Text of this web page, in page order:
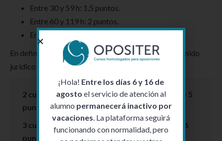
Entre 30 y 59 h: 1,5 puntos.
Entre 60 y 119 h: 2 puntos.
Entre 120 o más h: 2,5 puntos.
En definitiva, si nos lo llevamos a los cursos de contenido
jurídico de Opositer:
2 cursos de contenido jurídico de 125 horas = 5
puntos
3 cursos de contenido jurídico de 75 horas = 6
puntos
¡Hola! Entre los días 6 y 16 de
agosto el servicio de atención al
alumno permanecerá inactivo por
vacaciones. La plataforma seguirá
funcionando con normalidad, pero